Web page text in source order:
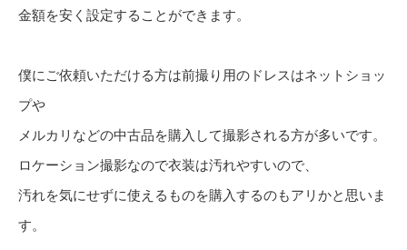
金額を安く設定することができます。
僕にご依頼いただける方は前撮り用のドレスはネットショッ
プや
メルカリなどの中古品を購入して撮影される方が多いです。
ロケーション撮影なので衣装は汚れやすいので、
汚れを気にせずに使えるものを購入するのもアリかと思いま
す。